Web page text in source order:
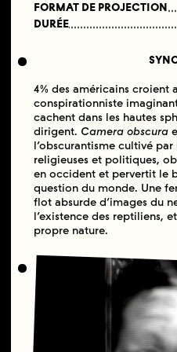
FORMAT DE PROJECTION
DURÉE
4% des américains croient
conspirationniste
cachent dans les hautes
dirigent. Camera obscura
l’obscurantisme cultivé
religieuses et politiques,
en occident et pervertit le
question du monde. Une
flot absurde d’images du
l’existence des reptiliens,
propre nature.